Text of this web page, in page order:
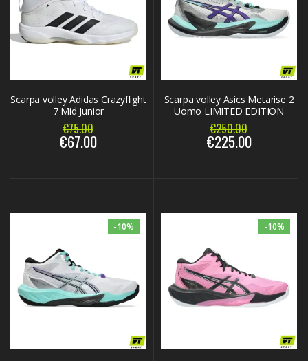
Scarpa volley Adidas Crazyflight
7 Mid Junior
€75.00
€67.00
Scarpa volley Asics Metarise 2
Uomo LIMITED EDITION
€250.00
€225.00
-10% -10%